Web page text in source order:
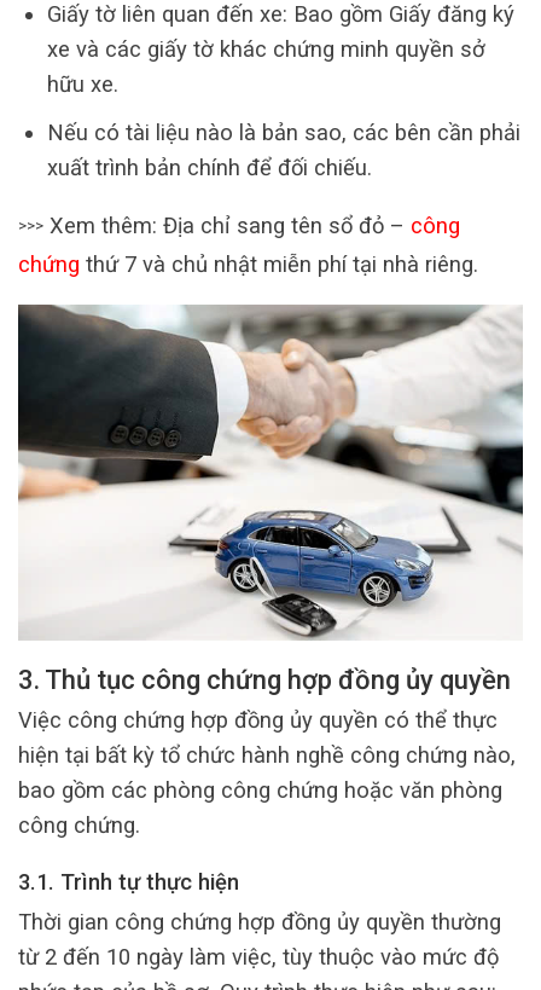
Giấy tờ liên quan đến xe: Bao gồm Giấy đăng ký
xe và các giấy tờ khác chứng minh quyền sở
hữu xe.
Nếu có tài liệu nào là bản sao, các bên cần phải
xuất trình bản chính để đối chiếu.
>>> Xem thêm: Địa chỉ sang tên sổ đỏ – công
chứng thứ 7 và chủ nhật miễn phí tại nhà riêng.
3. Thủ tục công chứng hợp đồng ủy quyền
Việc công chứng hợp đồng ủy quyền có thể thực
hiện tại bất kỳ tổ chức hành nghề công chứng nào,
bao gồm các phòng công chứng hoặc văn phòng
công chứng.
3.1. Trình tự thực hiện
Thời gian công chứng hợp đồng ủy quyền thường
từ 2 đến 10 ngày làm việc, tùy thuộc vào mức độ